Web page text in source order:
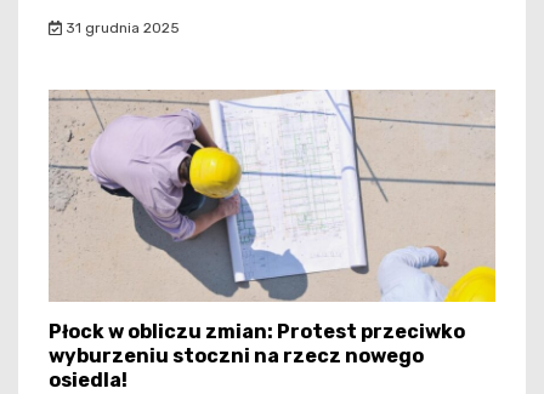
31 grudnia 2025
Płock w obliczu zmian: Protest przeciwko
wyburzeniu stoczni na rzecz nowego
osiedla!